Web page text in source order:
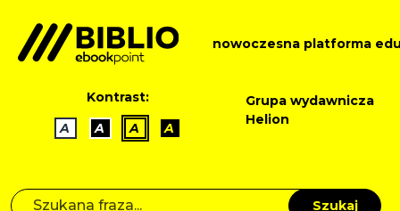
nowoczesna platforma
Kontrast:
A
A A A
Grupa wydawnicza
Helion
Szukaj